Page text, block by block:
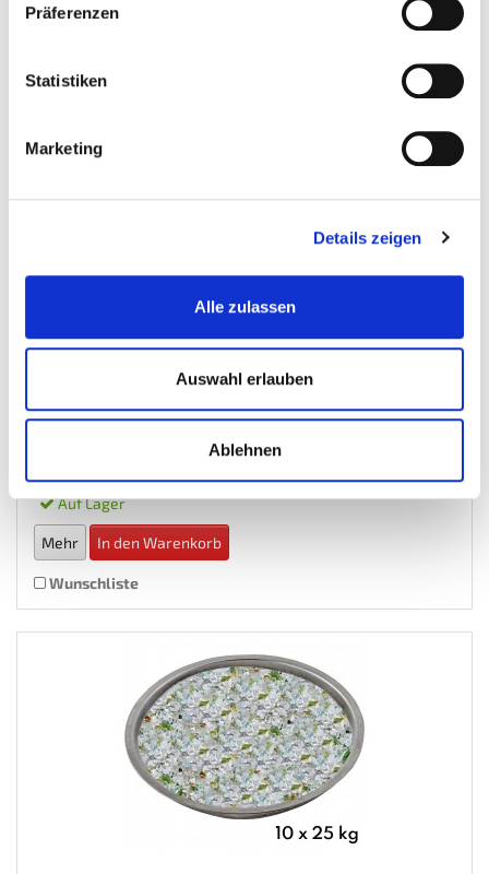
Präferenzen
Statistiken
Marketing
Details zeigen
Alle zulassen
Auswahl erlauben
Ablehnen
Sandstrahlmittel-Strahlgut
€ 249,50
Inkl. MwSt. zzgl.Versandkosten
Auf Lager
Mehr In den Warenkorb
Wunschliste